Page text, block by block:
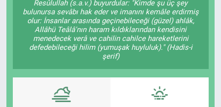
Resûlullah (s.a.v.) buyurdular: "Kimde şu üç şey
bulunursa sevâbı hak eder ve imanını kemâle erdirmiş
olur: İnsanlar arasında geçinebileceği (güzel) ahlâk,
Allâhü Teâlâ'nın haram kıldıklarından kendisini
menedecek verâ ve cahilin cahilce hareketlerini
defedebileceği hilim (yumuşak huyluluk)." (Hadis-i
şerif)